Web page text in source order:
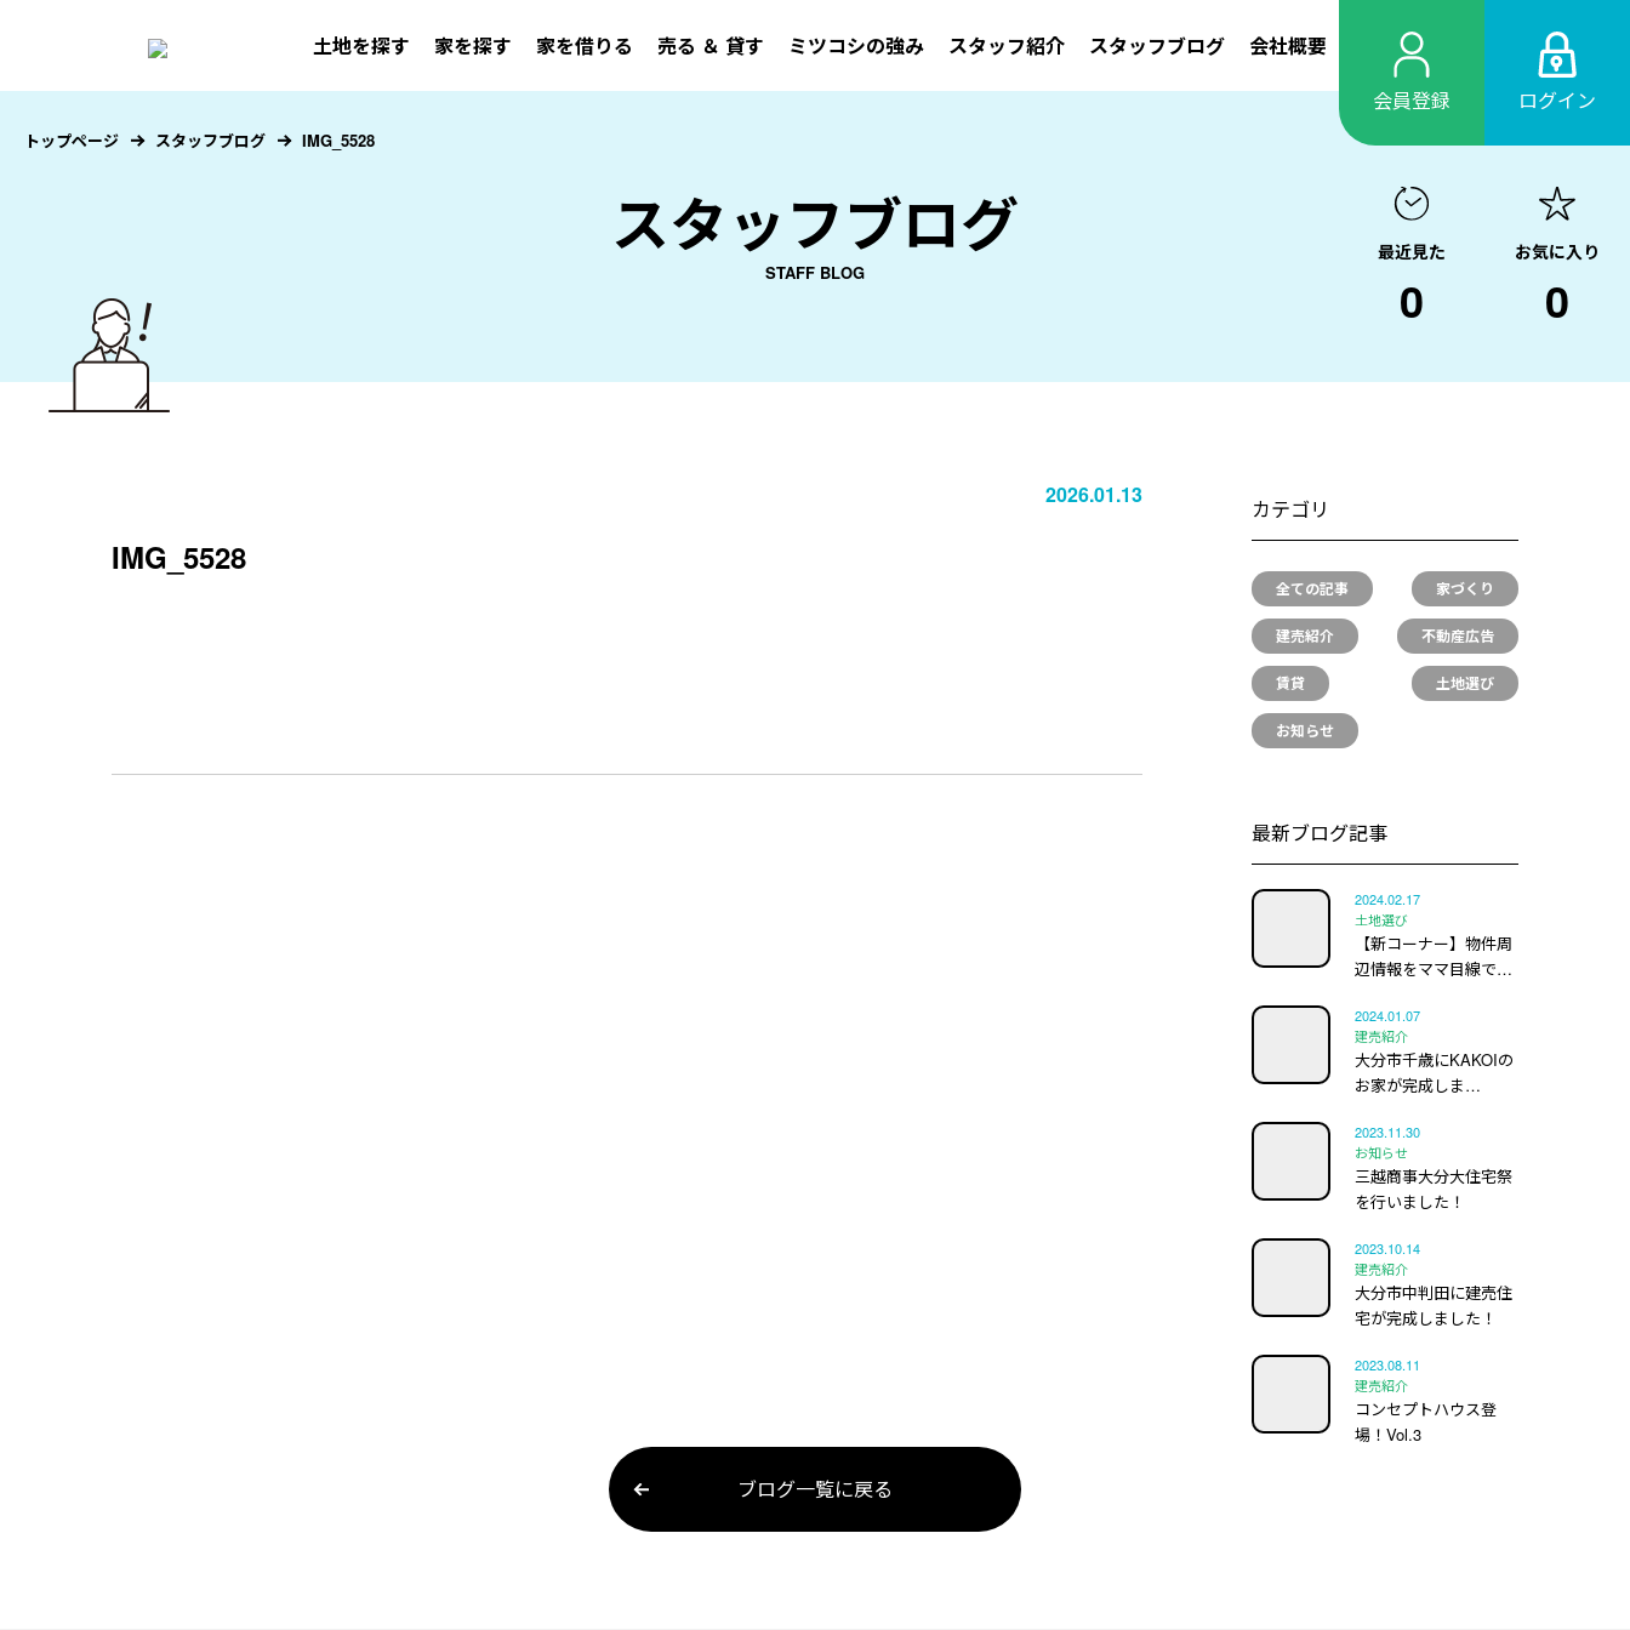
土地を探す 家を探す 家を借りる 売る ＆ 貸す ミツコシの強み スタッフ紹介 スタッフブログ
会社概要
会員登録
ログイン
スタッフブログ
STAFF BLOG
トップページ スタッフブログ IMG_5528
最近見た
0
お気に入り
0
2026.01.13
IMG_5528
カテゴリ
全ての記事 家づくり
建売紹介 不動産広告
賃貸 土地選び
お知らせ
最新ブログ記事
2024.02.17
土地選び
【新コーナー】物件周
辺情報をママ目線で…
2024.01.07
建売紹介
大分市千歳にKAKOIの
お家が完成しま…
2023.11.30
お知らせ
三越商事大分大住宅祭
を行いました！
2023.10.14
建売紹介
大分市中判田に建売住
宅が完成しました！
2023.08.11
建売紹介
コンセプトハウス登
場！Vol.3
ブログ一覧に戻る